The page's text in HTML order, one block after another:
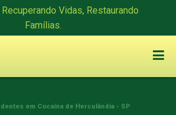
Recuperando Vidas, Restaurando
Famílias.
em Cocaína de Herculândia - SP